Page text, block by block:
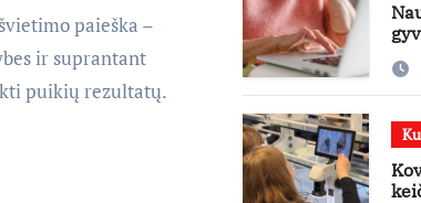
paieška –
ir suprantant
puikių rezultatų.